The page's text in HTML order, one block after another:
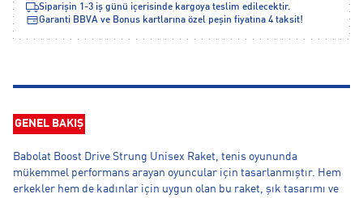
Siparişin 1-3 iş günü içerisinde kargoya teslim edilecektir.
Garanti BBVA ve Bonus kartlarına özel peşin fiyatına 4 taksit!
GENEL BAKIŞ
Babolat Boost Drive Strung Unisex Raket, tenis oyununda
mükemmel performans arayan oyuncular için tasarlanmıştır. Hem
erkekler hem de kadınlar için uygun olan bu raket, şık tasarımı ve